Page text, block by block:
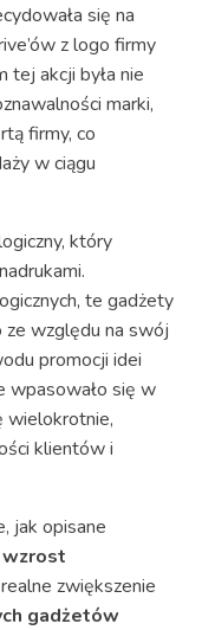
się na
z logo firmy
tej akcji była nie
marki,
firmy, co
w ciągu
który
te gadżety
ze względu na swój
promocji idei
wpasowało się w
wielokrotnie,
klientów i
jak opisane
wzrost
zwiększenie
gadżetów